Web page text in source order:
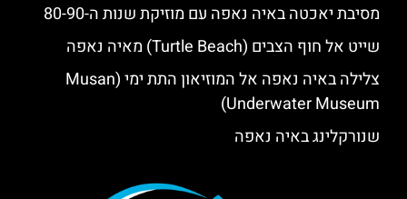
מסיבת יאכטה באיה נאפה עם מוזיקת שנות ה-80-90
שייט אל חוף הצבים (Turtle Beach) מאיה נאפה
צלילה באיה נאפה אל המוזיאון התת ימי (Musan
Underwater Museum)
שנורקלינג באיה נאפה